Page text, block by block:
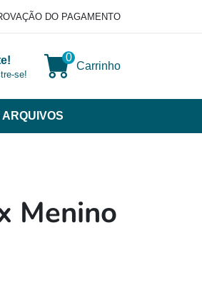
DO PAGAMENTO
se!
0
Carrinho
ARQUIVOS
Menino